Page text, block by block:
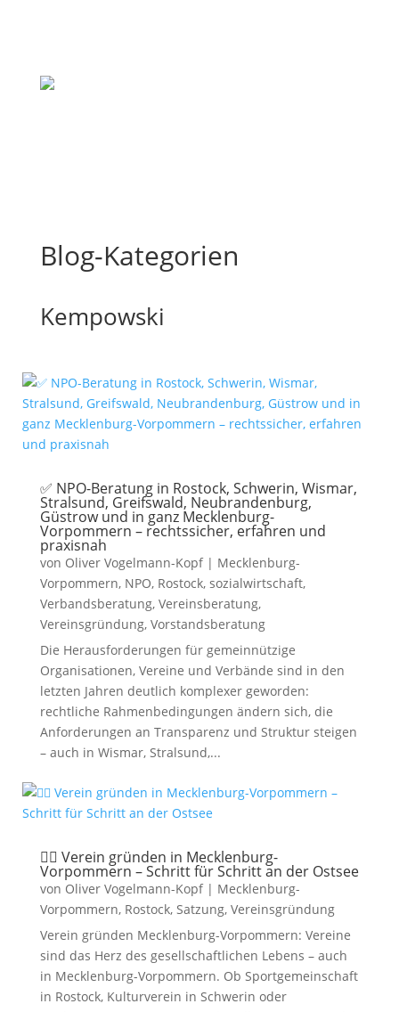
Blog-Kategorien
Kempowski
✅ NPO-Beratung in Rostock, Schwerin, Wismar,
Stralsund, Greifswald, Neubrandenburg,
Güstrow und in ganz Mecklenburg-
Vorpommern – rechtssicher, erfahren und
praxisnah
von Oliver Vogelmann-Kopf| Mecklenburg-
Vorpommern, NPO, Rostock, sozialwirtschaft,
Verbandsberatung, Vereinsberatung,
Vereinsgründung, Vorstandsberatung
Die Herausforderungen für gemeinnützige
Organisationen, Vereine und Verbände sind in den
letzten Jahren deutlich komplexer geworden:
rechtliche Rahmenbedingungen ändern sich, die
Anforderungen an Transparenz und Struktur steigen
– auch in Wismar, Stralsund,...
🧑‍⚖️ Verein gründen in Mecklenburg-
Vorpommern – Schritt für Schritt an der Ostsee
von Oliver Vogelmann-Kopf| Mecklenburg-
Vorpommern, Rostock, Satzung, Vereinsgründung
Verein gründen Mecklenburg-Vorpommern: Vereine
sind das Herz des gesellschaftlichen Lebens – auch
in Mecklenburg-Vorpommern. Ob Sportgemeinschaft
in Rostock, Kulturverein in Schwerin oder